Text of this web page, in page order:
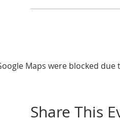
Maps were blocked
Share This